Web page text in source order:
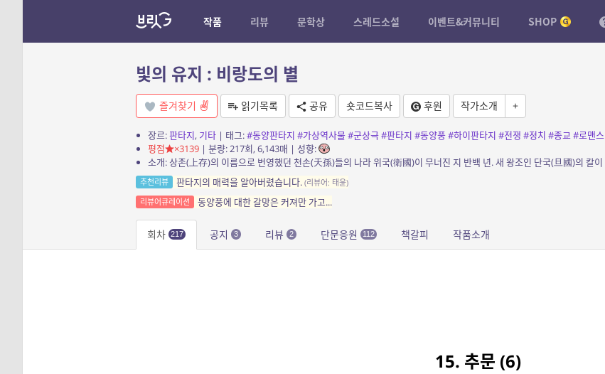
작품 리뷰 문학상 스레드소설 이벤트&커뮤니티 SHOP
빛의 유지 : 비랑도의 별
즐겨찾기 읽기목록 공유 숏코드복사 후원 작가소개 +
장르:판타지, 기타| 태그:#동양판타지 #가상역사물#군상극#판타지 #동양풍#하이판타지 #전쟁 #정치 #종교#로맨스
평점
×3139| 분량: 217회, 6,143매 | 성향:
추천리뷰 판타지의 매력을 알아버렸습니다. (리뷰어: 태윤)
리뷰어큐레이션
동양풍에 대한 갈망은 커져만 가고...
회차 217 공지 3 리뷰 2 단문응원 112 책갈피 작품소개
15. 추문 (6)